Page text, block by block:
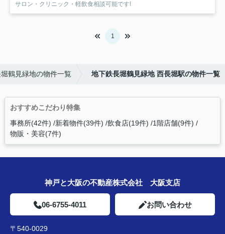
サロン・クリニック・軽飲食相談可能です!
1
鶴見緑地の物件一覧 地下鉄長堀鶴見緑地 西長堀駅の物件一覧
おすすめこだわり特集
事務所(42件) 新着物件(39件) 飲食店(19件) 1階店舗(9件)
物販・美容(7件)
神戸と大阪の不動産株式会社 大阪支店
06-6755-4011 お問い合わせ
〒540-0029